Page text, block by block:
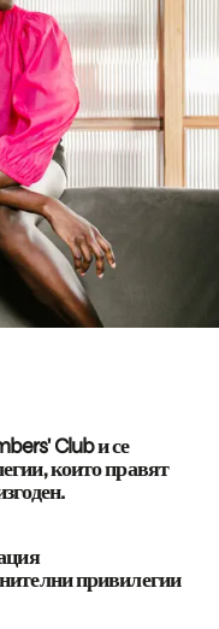
Club и се
които правят
привилегии